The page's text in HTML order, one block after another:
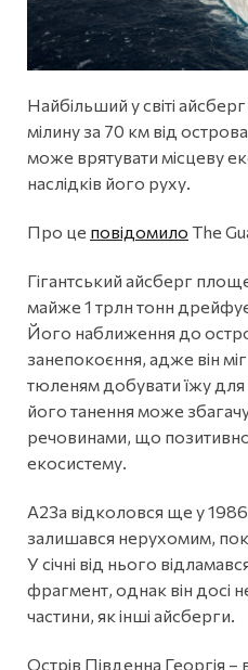
Найбільший у світі
мілину за 70 км від
може врятувати місцеву
наслідків його руху.
Про це повідомило The
Гігантський айсберг
майже 1 трлн тонн дрейфує
Його наближення до
занепокоєння, адже він міг
тюленям добувати їжу
його танення може
речовинами, що
екосистему.
A23a відколовся ще у
залишався нерухомим,
У січні від нього
фрагмент, однак він досі
частини, як інші айсберги.
Острів Південна Георгія